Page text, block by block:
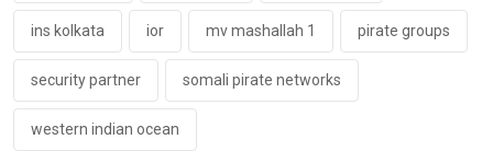
ins kolkata ior mv mashallah 1 pirate groups
security partner somali pirate networks
western indian ocean